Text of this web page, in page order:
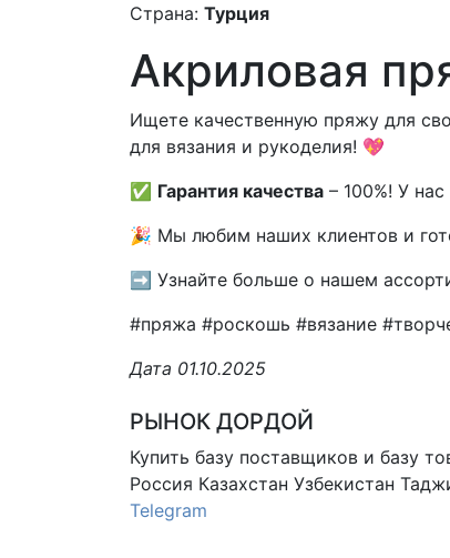
Страна: Турция
Акриловая
Ищете качественную пряжу для
для вязания и рукоделия! 💖
✅ Гарантия качества – 100%! У
🎉 Мы любим наших клиентов и
➡️ Узнайте больше о нашем
#пряжа #роскошь #вязание
Дата 01.10.2025
РЫНОК ДОРДОЙ
Купить базу поставщиков и базу
Россия Казахстан Узбекистан
Telegram